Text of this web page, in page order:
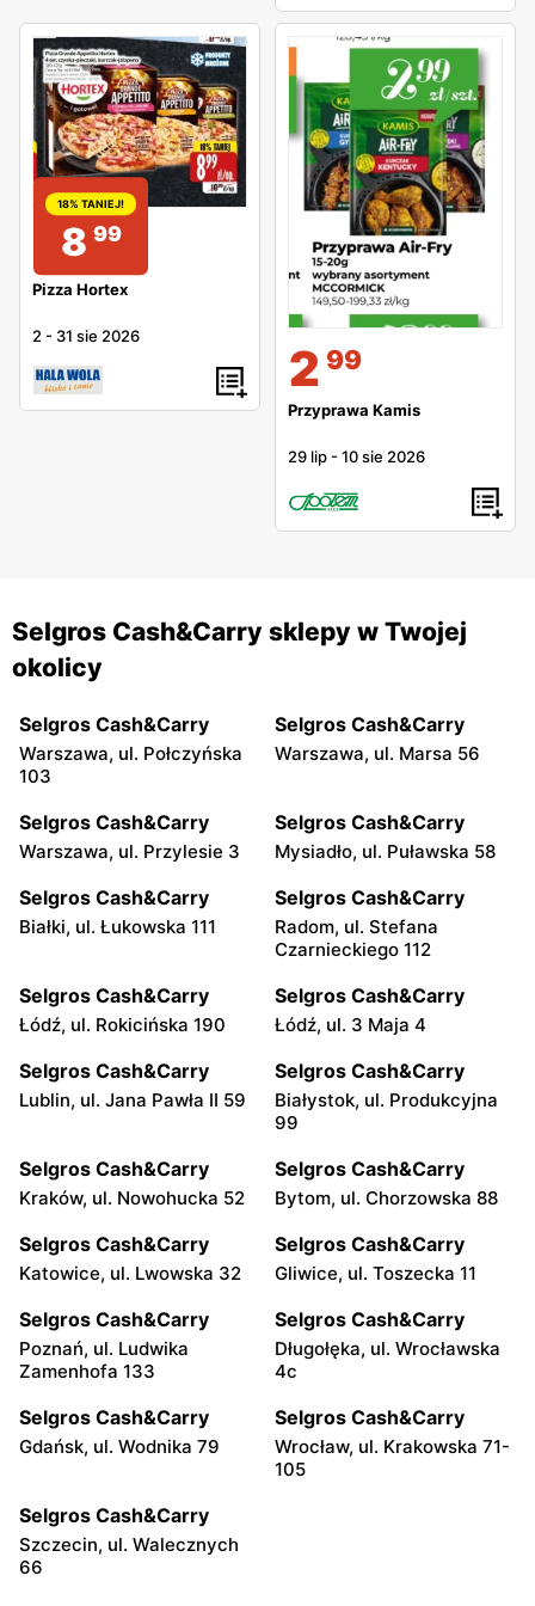
18% TANIEJ!
8 99
Pizza Hortex
2 - 31 sie 2026
2 99
Przyprawa Kamis
29 lip -10 sie 2026
Selgros Cash&Carry sklepy w Twojej
okolicy
Selgros Cash&Carry
Warszawa, ul. Połczyńska
103
Selgros Cash&Carry
Warszawa, ul. Marsa 56
Selgros Cash&Carry
Warszawa, ul. Przylesie 3
Selgros Cash&Carry
Mysiadło, ul. Puławska 58
Selgros Cash&Carry
Białki, ul. Łukowska 111
Selgros Cash&Carry
Radom, ul. Stefana
Czarnieckiego 112
Selgros Cash&Carry
Łódź, ul. Rokicińska 190
Selgros Cash&Carry
Łódź, ul. 3 Maja 4
Selgros Cash&Carry
Lublin, ul. Jana Pawła II 59
Selgros Cash&Carry
Białystok, ul. Produkcyjna
99
Selgros Cash&Carry
Kraków, ul. Nowohucka 52
Selgros Cash&Carry
Bytom, ul. Chorzowska 88
Selgros Cash&Carry
Katowice, ul. Lwowska 32
Selgros Cash&Carry
Gliwice, ul. Toszecka 11
Selgros Cash&Carry
Poznań, ul. Ludwika
Zamenhofa 133
Selgros Cash&Carry
Długołęka, ul. Wrocławska
4c
Selgros Cash&Carry
Gdańsk, ul. Wodnika 79
Selgros Cash&Carry
Wrocław, ul. Krakowska 71-
105
Selgros Cash&Carry
Szczecin, ul. Walecznych
66